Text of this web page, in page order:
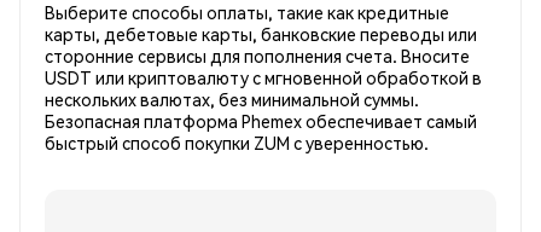
Выберите способы оплаты, такие как кредитные
карты, дебетовые карты, банковские переводы или
сторонние сервисы для пополнения счета. Вносите
USDT или криптовалюту с мгновенной обработкой в
нескольких валютах, без минимальной суммы.
Безопасная платформа Phemex обеспечивает самый
быстрый способ покупки ZUM с уверенностью.